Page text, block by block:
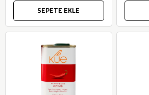
SEPETE EKLE